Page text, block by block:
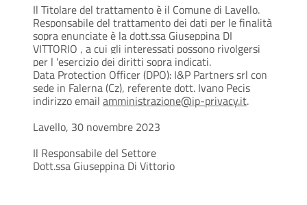
Il Titolare del trattamento è il Comune di Lavello.
Responsabile del trattamento dei dati per le finalità
sopra enunciate è la dott.ssa Giuseppina DI
VITTORIO , a cui gli interessati possono rivolgersi
per l 'esercizio dei diritti sopra indicati.
Data Protection Officer (DPO): I&P Partners srl con
sede in Falerna (Cz), referente dott. Ivano Pecis
indirizzo email amministrazione@ip-privacy.it.
Lavello, 30 novembre 2023
Il Responsabile del Settore
Dott.ssa Giuseppina Di Vittorio